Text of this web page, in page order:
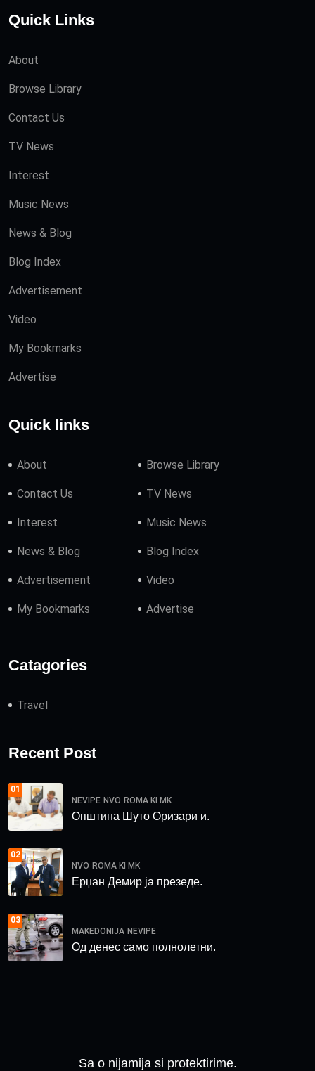
Quick Links
About
Browse Library
Contact Us
TV News
Interest
Music News
News & Blog
Blog Index
Advertisement
Video
My Bookmarks
Advertise
Quick links
About Browse Library
Contact Us TV News
Interest Music News
News & Blog Blog Index
Advertisement Video
My Bookmarks Advertise
Catagories
Travel
Recent Post
01
NEVIPE NVO ROMA KI MK
Општина Шуто Оризари и.
02
NVO ROMA KI MK
Ерџан Демир ја презеде.
03
MAKEDONIJA NEVIPE
Од денес само полнолетни.
Sa o nijamija si protektirime.